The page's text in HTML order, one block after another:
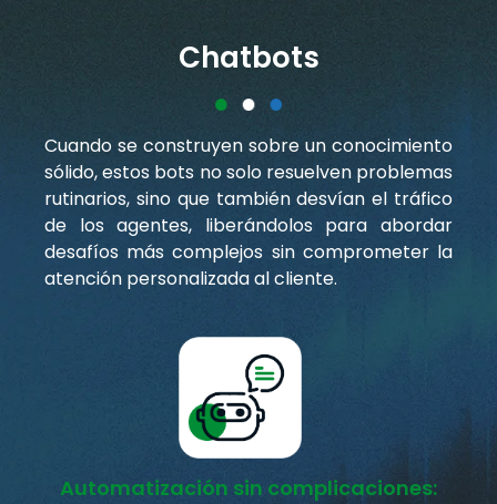
Chatbots
Cuando se construyen sobre un conocimiento
sólido, estos bots no solo resuelven problemas
rutinarios, sino que también desvían el tráfico
de los agentes, liberándolos para abordar
desafíos más complejos sin comprometer la
atención personalizada al cliente.
Automatización sin complicaciones: